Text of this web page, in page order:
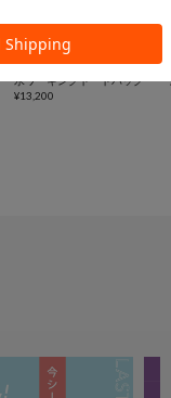
予約 動画
COLLAGE
GALLARDAGALANTE
【強撥水/PC収納可◎】強撥
水ワーキングトートバッグ
¥13,200